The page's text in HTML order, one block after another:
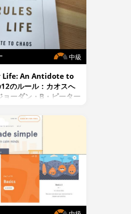
中級
Life: An Antidote to
のルール：カオスへ
ョーダン・B・ピーター